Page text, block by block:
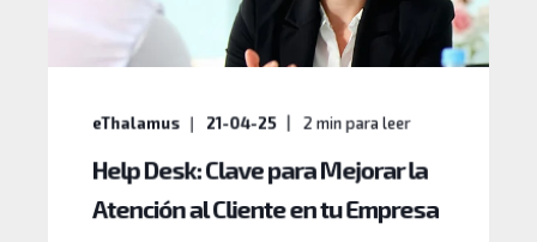
eThalamus 21-04-25 2 min para leer
Help Desk: Clave para Mejorar la
Atención al Cliente en tu Empresa